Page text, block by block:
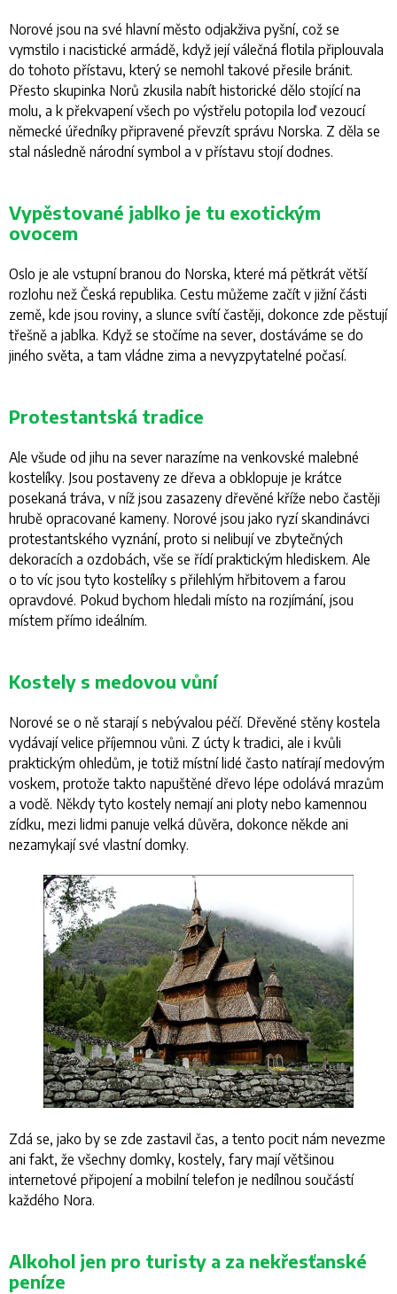
Norové jsou na své hlavní město odjakživa pyšní, což se
vymstilo i nacistické armádě, když její válečná flotila připlouvala
do tohoto přístavu, který se nemohl takové přesile bránit.
Přesto skupinka Norů zkusila nabít historické dělo stojící na
molu, a k překvapení všech po výstřelu potopila loď vezoucí
německé úředníky připravené převzít správu Norska. Z děla se
stal následně národní symbol a v přístavu stojí dodnes.
Vypěstované jablko je tu exotickým
ovocem
Oslo je ale vstupní branou do Norska, které má pětkrát větší
rozlohu než Česká republika. Cestu můžeme začít v jižní části
země, kde jsou roviny, a slunce svítí častěji, dokonce zde pěstují
třešně a jablka. Když se stočíme na sever, dostáváme se do
jiného světa, a tam vládne zima a nevyzpytatelné počasí.
Protestantská tradice
Ale všude od jihu na sever narazíme na venkovské malebné
kostelíky. Jsou postaveny ze dřeva a obklopuje je krátce
posekaná tráva, v níž jsou zasazeny dřevěné kříže nebo častěji
hrubě opracované kameny. Norové jsou jako ryzí skandinávci
protestantského vyznání, proto si nelibují ve zbytečných
dekoracích a ozdobách, vše se řídí praktickým hlediskem. Ale
o to víc jsou tyto kostelíky s přilehlým hřbitovem a farou
opravdové. Pokud bychom hledali místo na rozjímání, jsou
místem přímo ideálním.
Kostely s medovou vůní
Norové se o ně starají s nebývalou péčí. Dřevěné stěny kostela
vydávají velice příjemnou vůni. Z úcty k tradici, ale i kvůli
praktickým ohledům, je totiž místní lidé často natírají medovým
voskem, protože takto napuštěné dřevo lépe odolává mrazům
a vodě. Někdy tyto kostely nemají ani ploty nebo kamennou
zídku, mezi lidmi panuje velká důvěra, dokonce někde ani
nezamykají své vlastní domky.
Zdá se, jako by se zde zastavil čas, a tento pocit nám nevezme
ani fakt, že všechny domky, kostely, fary mají většinou
internetové připojení a mobilní telefon je nedílnou součástí
každého Nora.
Alkohol jen pro turisty a za nekřesťanské
peníze